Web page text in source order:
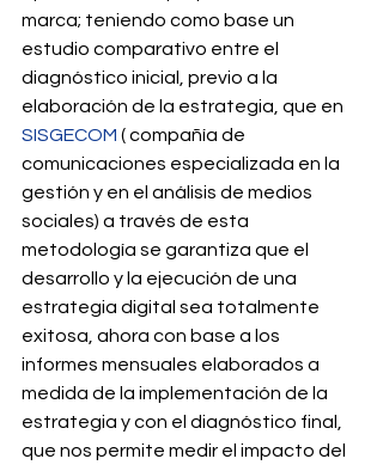
marca; teniendo como base un
estudio comparativo entre el
diagnóstico inicial, previo a la
elaboración de la estrategia, que en
SISGECOM ( compañía de
comunicaciones especializada en la
gestión y en el análisis de medios
sociales) a través de esta
metodología se garantiza que el
desarrollo y la ejecución de una
estrategia digital sea totalmente
exitosa, ahora con base a los
informes mensuales elaborados a
medida de la implementación de la
estrategia y con el diagnóstico final,
que nos permite medir el impacto del